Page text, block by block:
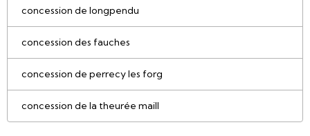
concession de longpendu
concession des fauches
concession de perrecy les forg
concession de la theurée maill